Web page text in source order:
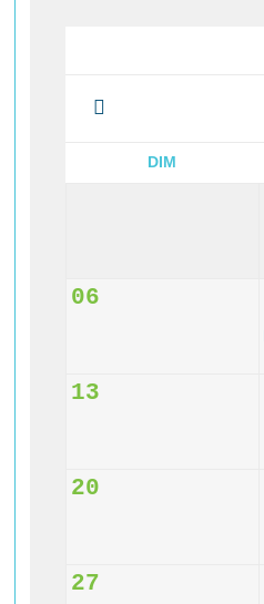
DIM
06
13
20
27